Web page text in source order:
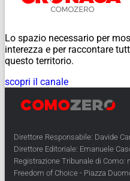
Lo spazio necessario per
interezza e per raccontare
questo territorio.
scopri il canale
Direttore Responsabile: Davide
Direttore Editoriale: Emanuele
Registrazione Tribunale di Como:
Freedom of Choice - Piazza